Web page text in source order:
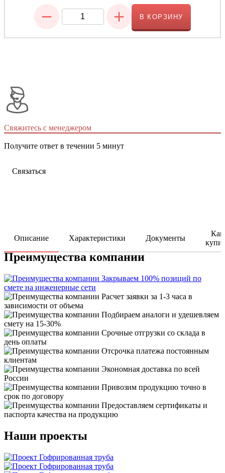
− + В КОРЗИНУ
Свяжитесь с менеджером
Получите ответ в течении 5 минут
Связаться
Описание Характеристики Документы
Как
Преимущества компании
Закрываем 100% позиций по
смете на инженерные сети
Расчет заявки за 1-3 часа в
зависимости от объема
Подбираем аналоги и удешевляем
смету на 15-30%
Срочные отгрузки со склада в
день оплаты
Отсрочка платежа постоянным
клиентам
Экономная доставка по всей
России
Привозим продукцию точно в
срок по договору
Предоставляем сертификаты и
паспорта качества на продукцию
Наши проекты